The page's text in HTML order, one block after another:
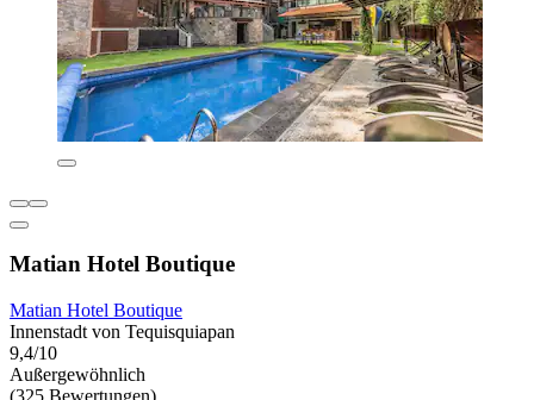
Matian Hotel Boutique
Matian Hotel Boutique
Innenstadt von Tequisquiapan
9,4/10
Außergewöhnlich